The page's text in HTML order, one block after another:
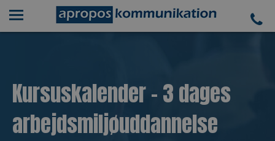
Kursuskalender - 3 dages
arbejdsmiljøuddannelse